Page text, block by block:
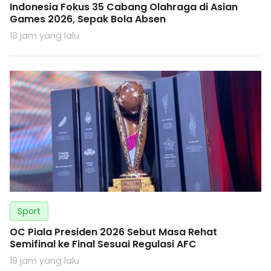
Indonesia Fokus 35 Cabang Olahraga di Asian
Games 2026, Sepak Bola Absen
18 jam yang lalu
Sport
OC Piala Presiden 2026 Sebut Masa Rehat
Semifinal ke Final Sesuai Regulasi AFC
19 jam yang lalu